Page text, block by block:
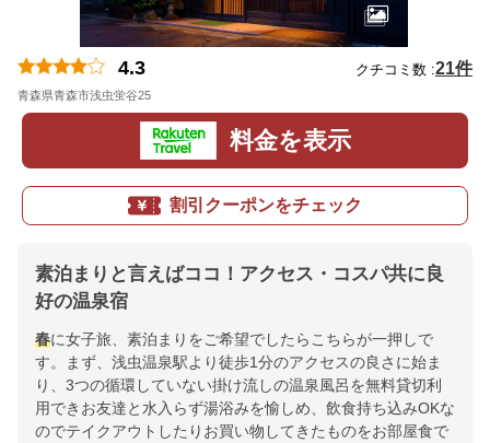
4.3 クチコミ数 :21件
青森県青森市浅虫蛍谷25
料金を表示
割引クーポンをチェック
素泊まりと言えばココ！アクセス・コスパ共に良
好の温泉宿
春に女子旅、素泊まりをご希望でしたらこちらが一押しで
す。まず、浅虫温泉駅より徒歩1分のアクセスの良さに始ま
り、3つの循環していない掛け流しの温泉風呂を無料貸切利
用できお友達と水入らず湯浴みを愉しめ、飲食持ち込みOKな
のでテイクアウトしたりお買い物してきたものをお部屋食で